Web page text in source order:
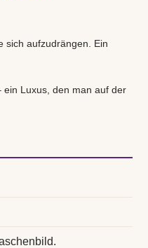
sich aufzudrängen. Ein
ein Luxus, den man auf der